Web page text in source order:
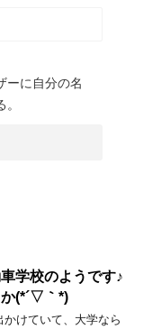
ーに自分の名
学校のようです♪
(*´▽｀*)
けていて、大学なら